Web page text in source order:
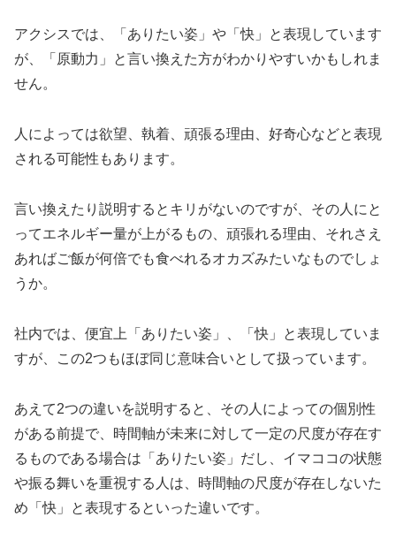
アクシスでは、「ありたい姿」や「快」と表現しています
が、「原動力」と言い換えた方がわかりやすいかもしれま
せん。
人によっては欲望、執着、頑張る理由、好奇心などと表現
される可能性もあります。
言い換えたり説明するとキリがないのですが、その人にと
ってエネルギー量が上がるもの、頑張れる理由、それさえ
あればご飯が何倍でも食べれるオカズみたいなものでしょ
うか。
社内では、便宜上「ありたい姿」、「快」と表現していま
すが、この2つもほぼ同じ意味合いとして扱っています。
あえて2つの違いを説明すると、その人によっての個別性
がある前提で、時間軸が未来に対して一定の尺度が存在す
るものである場合は「ありたい姿」だし、イマココの状態
や振る舞いを重視する人は、時間軸の尺度が存在しないた
め「快」と表現するといった違いです。